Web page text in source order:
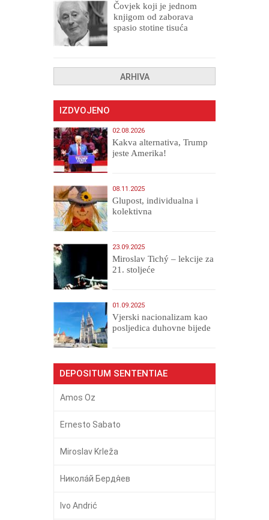
Čovjek koji je jednom
knjigom od zaborava
spasio stotine tisuća
ARHIVA
IZDVOJENO
02.08.2026
Kakva alternativa, Trump
jeste Amerika!
08.11.2025
Glupost, individualna i
kolektivna
23.09.2025
Miroslav Tichý – lekcije za
21. stoljeće
01.09.2025
​Vjerski nacionalizam kao
posljedica duhovne bijede
DEPOSITUM SENTENTIAE
Amos Oz
Ernesto Sabato
Miroslav Krleža
Никола́й Бердя́ев
Ivo Andrić